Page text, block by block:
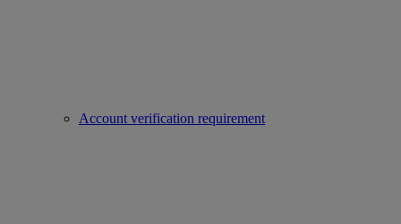
Account verification requirement